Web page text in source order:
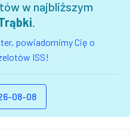
w najbliższym
.
powiadomimy Cię o
ISS!
08-08